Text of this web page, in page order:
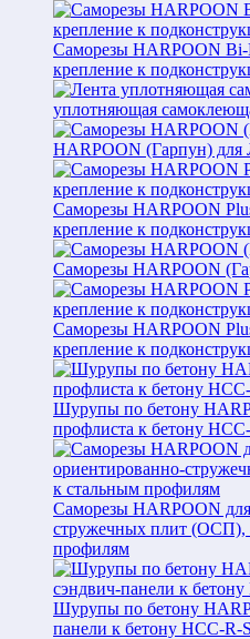
Саморезы HARPOON Bi-
крепление к
уплотняющая
HARPOON (Гарпун)
Саморезы HARPOON
крепление к
Саморезы HARPOON
Саморезы HARPOON
крепление к
Шурупы по бетону
профлиста к бетону
Саморезы HARPOON
стружечных плит (ОСП),
профилям
Шурупы по бетону
панели к бетону HCC-R-